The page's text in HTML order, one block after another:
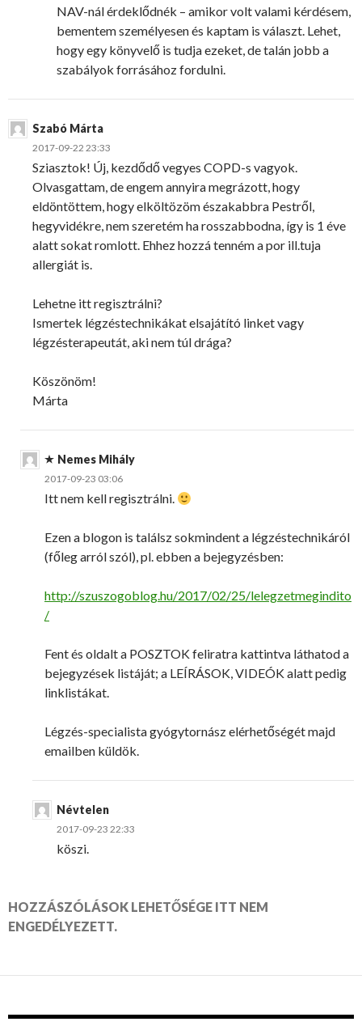
NAV-nál érdeklődnék – amikor volt valami kérdésem,
bementem személyesen és kaptam is választ. Lehet,
hogy egy könyvelő is tudja ezeket, de talán jobb a
szabályok forrásához fordulni.
Szabó Márta
2017-09-22 23:33
Sziasztok! Új, kezdődő vegyes COPD-s vagyok.
Olvasgattam, de engem annyira megrázott, hogy
eldöntöttem, hogy elköltözöm északabbra Pestről,
hegyvidékre, nem szeretém ha rosszabbodna, így is 1 éve
alatt sokat romlott. Ehhez hozzá tenném a por ill.tuja
allergiát is.
Lehetne itt regisztrálni?
Ismertek légzéstechnikákat elsajátító linket vagy
légzésterapeutát, aki nem túl drága?
Köszönöm!
Márta
Nemes Mihály
2017-09-23 03:06
Itt nem kell regisztrálni.
Ezen a blogon is találsz sokmindent a légzéstechnikáról
(főleg arról szól), pl. ebben a bejegyzésben:
http://szuszogoblog.hu/2017/02/25/lelegzetmegindito
/
Fent és oldalt a POSZTOK feliratra kattintva láthatod a
bejegyzések listáját; a LEÍRÁSOK, VIDEÓK alatt pedig
linklistákat.
Légzés-specialista gyógytornász elérhetőségét majd
emailben küldök.
Névtelen
2017-09-23 22:33
köszi.
HOZZÁSZÓLÁSOK LEHETŐSÉGE ITT NEM
ENGEDÉLYEZETT.